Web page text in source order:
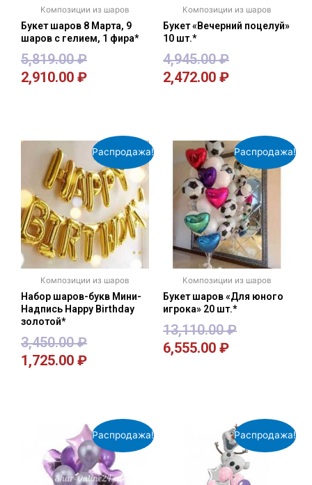
Композиции из шаров
Букет шаров 8 Марта, 9
шаров с гелием, 1 фира*
5,819.00₽
2,910.00 ₽
Композиции из шаров
Букет «Вечерний поцелуй»
10 шт.*
4,945.00₽
2,472.00 ₽
Распродажа!
Композиции из шаров
Набор шаров-букв Мини-
Надпись Happy Birthday
золотой*
3,450.00₽
1,725.00 ₽
Распродажа!
Композиции из шаров
Букет шаров «Для юного
игрока» 20 шт.*
13,110.00₽
6,555.00 ₽
Распродажа! Распродажа!